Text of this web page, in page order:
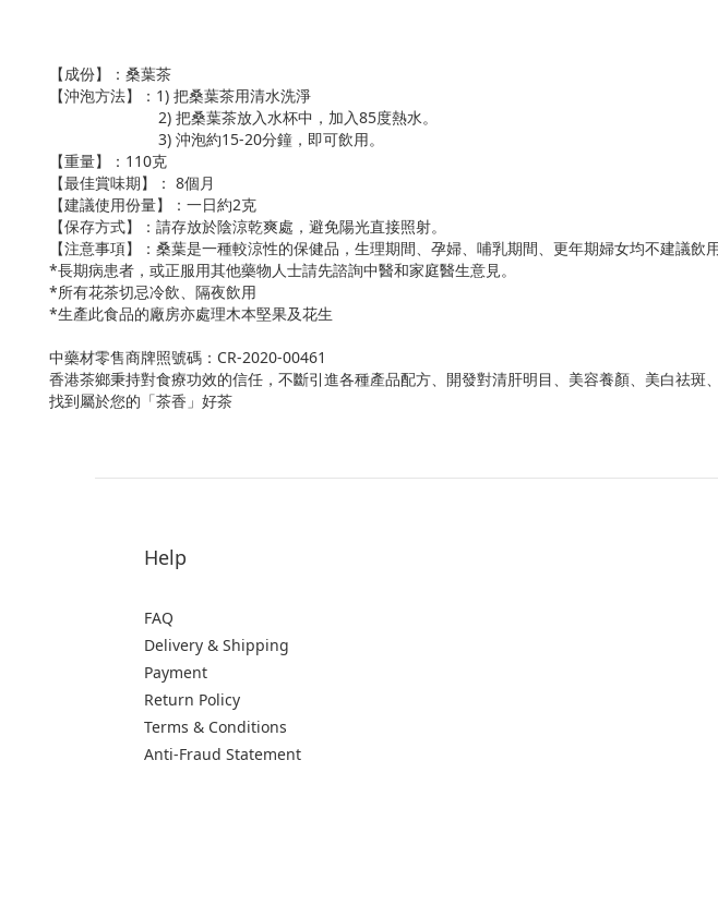
【成份】：桑葉茶
【沖泡方法】：1) 把桑葉茶用清水洗淨
2) 把桑葉茶放入水杯中，加入85度熱水。
3) 沖泡約15-20分鐘，即可飲用。
【重量】：110克
【最佳賞味期】： 8個月
【建議使用份量】：一日約2克
【保存方式】：請存放於陰涼乾爽處，避免陽光直接照射。
【注意事項】：桑葉是一種較涼性的保健品，生理期間、孕婦、哺乳期間、更年期婦女均不建議飲
*長期病患者，或正服用其他藥物人士請先諮詢中醫和家庭醫生意見。
*所有花茶切忌冷飲、隔夜飲用
*生產此食品的廠房亦處理木本堅果及花生
中藥材零售商牌照號碼：CR-2020-00461
香港茶鄉秉持對食療功效的信任，不斷引進各種產品配方、開發對清肝明目、美容養顏、美白祛
找到屬於您的「茶香」好茶
Help
FAQ
Delivery & Shipping
Payment
Return Policy
Terms & Conditions
Anti-Fraud Statement